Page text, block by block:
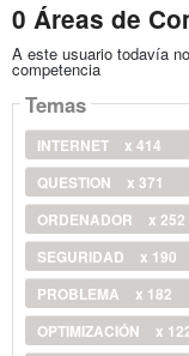
0 Áreas de
A este usuario todavía
competencia
Temas
INTERNET
x 414
QUESTION
x 371
ORDENADOR
x 252
SEGURIDAD
x 190
PROBLEMA
x 182
OPTIMIZACIÓN
x